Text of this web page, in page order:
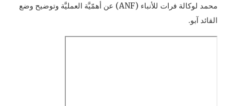
محمد لوكالة فرات للأنباء (ANF) عن أهمّيَّة العمليَّة وتوضيح وضع
القائد آبو.